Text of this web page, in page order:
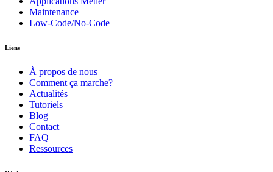
Maintenance
Low-Code/No-Code
Liens
À propos de nous
Comment ça marche?
Actualités
Tutoriels
Blog
Contact
FAQ
Ressources